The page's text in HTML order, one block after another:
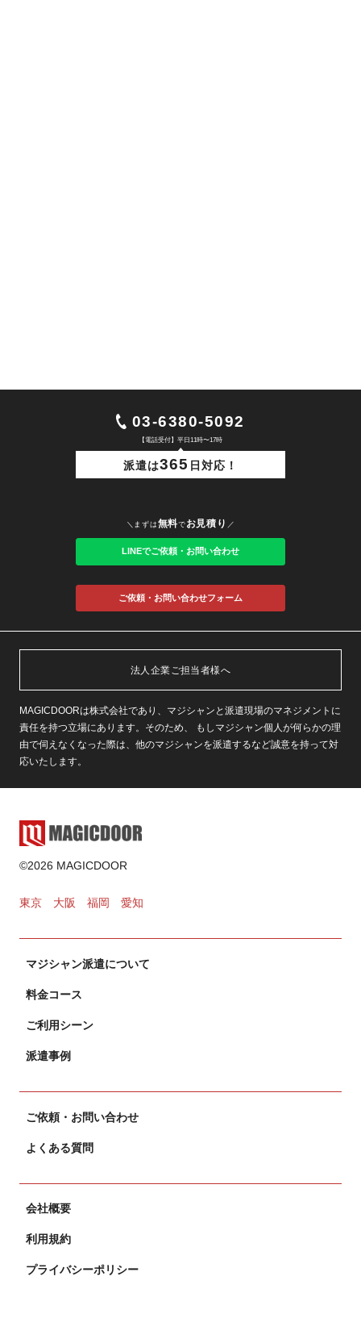
03-6380-5092
【電話受付】平日11時〜17時
派遣は365 日対応！
＼まずは 無料で お見積り ／
LINEでご依頼・お問い合わせ
ご依頼・お問い合わせフォーム
法人企業ご担当者様へ
MAGICDOORは株式会社であり、マジシャンと派遣現場のマネジメントに
責任を持つ立場にあります。そのため、 もしマジシャン個人が何らかの理
由で伺えなくなった際は、他のマジシャンを派遣するなど誠意を持って対
応いたします。
©2026 MAGICDOOR
東京 大阪 福岡 愛知
マジシャン派遣について
料金コース
ご利用シーン
派遣事例
ご依頼・お問い合わせ
よくある質問
会社概要
利用規約
プライバシーポリシー